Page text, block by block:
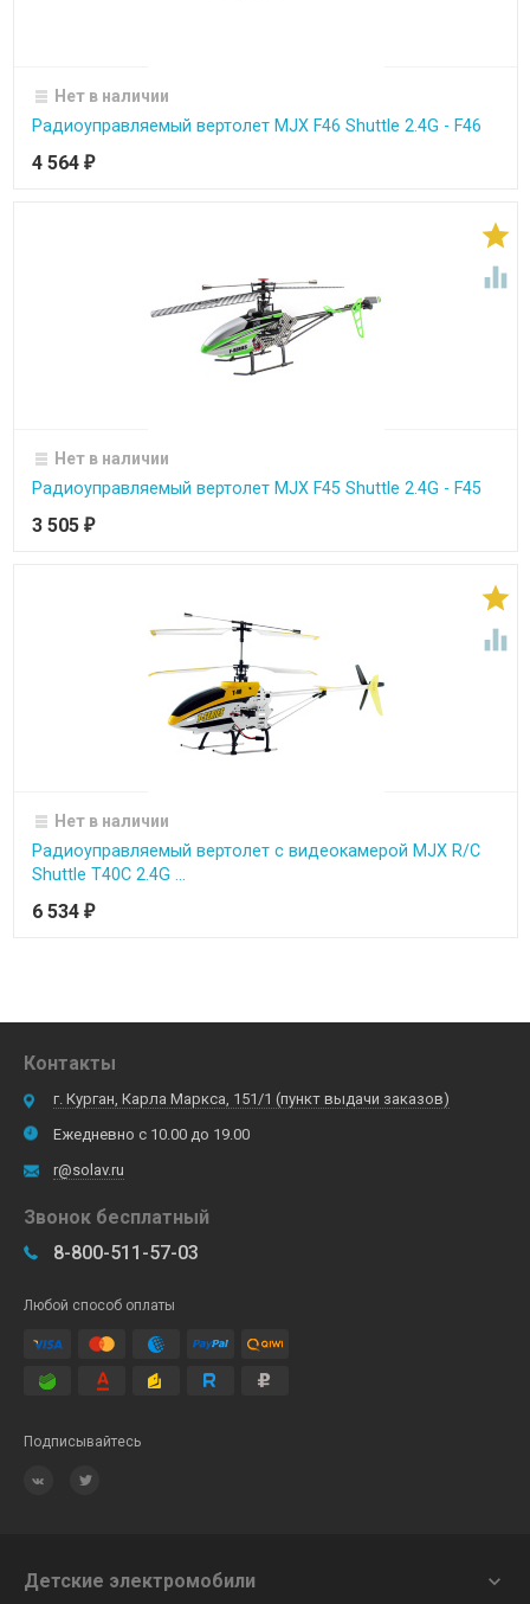
Нет в наличии
Радиоуправляемый вертолет MJX F46 Shuttle 2.4G - F46
4 564 ₽


Нет в наличии
Радиоуправляемый вертолет MJX F45 Shuttle 2.4G - F45
3 505 ₽


Нет в наличии
Радиоуправляемый вертолет с видеокамерой MJX R/C
Shuttle T40C 2.4G ...
6 534 ₽
Контакты
г. Курган, Карла Маркса, 151/1 (пункт выдачи заказов)
Ежедневно с 10.00 до 19.00
r@solav.ru
Звонок бесплатный
8-800-511-57-03
Любой способ оплаты
Подписывайтесь
Детские электромобили 